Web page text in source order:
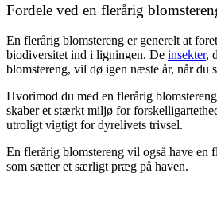
Fordele ved en flerårig
En flerårig blomstereng er generelt at
biodiversitet ind i ligningen. De insekter,
blomstereng, vil dø igen næste år, når du
Hvorimod du med en flerårig
skaber et stærkt miljø for
utroligt vigtigt for dyrelivets trivsel.
En flerårig blomstereng vil også have en
som sætter et særligt præg på haven.